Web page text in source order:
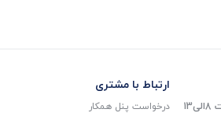
ارتباط با مشتری
درخواست پنل همکار